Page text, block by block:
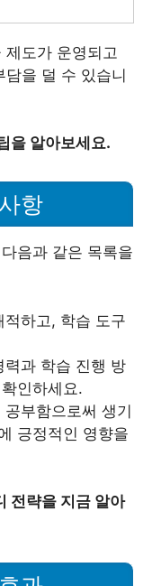
도가 운영되고
을 덜 수 있습니
을 알아보세요.
항
음과 같은 목록을
하고, 학습 도구
력과 학습 진행 방
인하세요.
부함으로써 생기
긍정적인 영향을
전략을 지금 알아